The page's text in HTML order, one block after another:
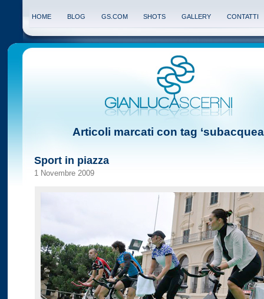
HOME BLOG GS.COM SHOTS GALLERY CONTATTI
Articoli marcati con tag
Sport in piazza
1 Novembre 2009